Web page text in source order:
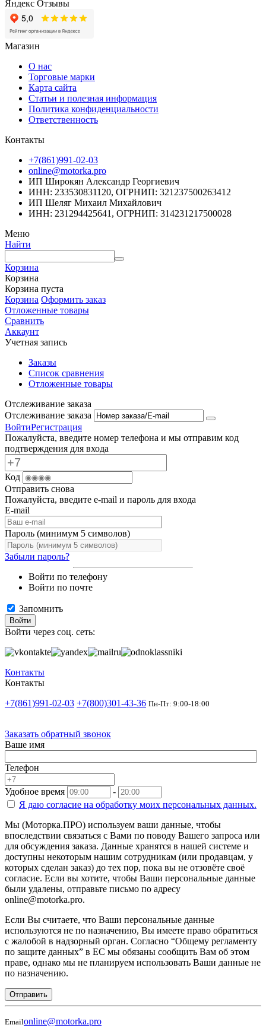
Яндекс Отзывы
Магазин
О нас
Торговые марки
Карта сайта
Статьи и полезная информация
Политика конфиденциальности
Ответственность
Контакты
+7(861)991-02-03
online@motorka.pro
ИП Широкян Александр Георгиевич
ИНН: 233530831120, ОГРНИП: 321237500263412
ИП Шеляг Михаил Михайлович
ИНН: 231294425641, ОГРНИП: 314231217500028
Меню
Найти
Корзина
Корзина
Корзина пуста
Корзина Оформить заказ
Отложенные товары
Сравнить
Аккаунт
Учетная запись
Заказы
Список сравнения
Отложенные товары
Отслеживание заказа
Отслеживание заказа
ВойтиРегистрация
Пожалуйста, введите номер телефона и мы отправим код
подтверждения для входа
Код
Отправить снова
Пожалуйста, введите e-mail и пароль для входа
E-mail
Пароль (минимум 5 символов)
Забыли пароль?
Войти по телефону
Войти по почте
Запомнить
Войти
Войти через соц. сеть:
Контакты
Контакты
+7(861)991-02-03 +7(800)301-43-36 Пн-Пт: 9:00-18:00
Заказать обратный звонок
Ваше имя
Телефон
Удобное время
-
Я даю согласие на обработку моих персональных данных.
Мы (Моторка.ПРО) используем ваши данные, чтобы
впоследствии связаться с Вами по поводу Вашего запроса или
для обсуждения заказа. Данные хранятся в нашей системе и
доступны некоторым нашим сотрудникам (или продавцам, у
которых сделан заказ) до тех пор, пока вы не отзовёте своё
согласие. Если вы хотите, чтобы Ваши персональные данные
были удалены, отправьте письмо по адресу
online@motorka.pro.
Если Вы считаете, что Ваши персональные данные
используются не по назначению, Вы имеете право обратиться
с жалобой в надзорный орган. Согласно “Общему регламенту
по защите данных” в ЕС мы обязаны сообщить Вам об этом
праве, однако мы не планируем использовать Ваши данные не
по назначению.
Отправить
Emailonline@motorka.pro